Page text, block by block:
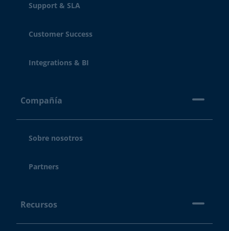
Support & SLA
Customer Success
Integrations & BI
Compañía
Sobre nosotros
Partners
Recursos